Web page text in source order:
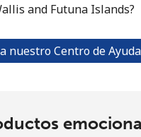
and Futuna Islands?
nuestro Centro de Ayuda